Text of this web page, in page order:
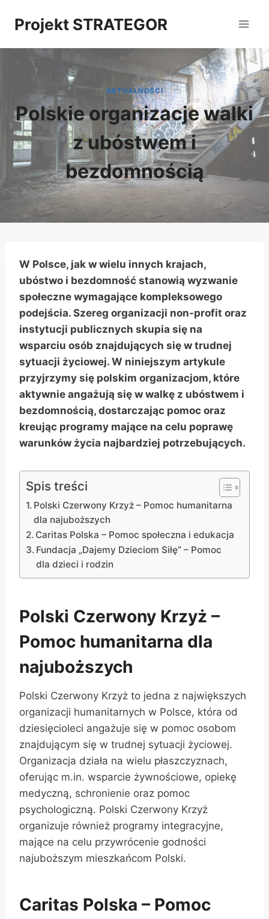
Projekt STRATEGOR
AKTUALNOŚCI
Polskie organizacje walki
z ubóstwem i
bezdomnością
W Polsce, jak w wielu innych krajach,
ubóstwo i bezdomność stanowią wyzwanie
społeczne wymagające kompleksowego
podejścia. Szereg organizacji non-profit oraz
instytucji publicznych skupia się na
wsparciu osób znajdujących się w trudnej
sytuacji życiowej. W niniejszym artykule
przyjrzymy się polskim organizacjom, które
aktywnie angażują się w walkę z ubóstwem i
bezdomnością, dostarczając pomoc oraz
kreując programy mające na celu poprawę
warunków życia najbardziej potrzebujących.
Spis treści
Polski Czerwony Krzyż – Pomoc humanitarna
dla najuboższych
Caritas Polska – Pomoc społeczna i edukacja
Fundacja „Dajemy Dzieciom Siłę” – Pomoc
dla dzieci i rodzin
Polski Czerwony Krzyż –
Pomoc humanitarna dla
najuboższych
Polski Czerwony Krzyż to jedna z największych
organizacji humanitarnych w Polsce, która od
dziesięcioleci angażuje się w pomoc osobom
znajdującym się w trudnej sytuacji życiowej.
Organizacja działa na wielu płaszczyznach,
oferując m.in. wsparcie żywnościowe, opiekę
medyczną, schronienie oraz pomoc
psychologiczną. Polski Czerwony Krzyż
organizuje również programy integracyjne,
mające na celu przywrócenie godności
najuboższym mieszkańcom Polski.
Caritas Polska – Pomoc